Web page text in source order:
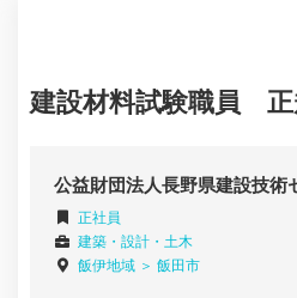
建設材料試験職員 正
公益財団法人長野県建設技術
正社員
建築・設計・土木
飯伊地域 ＞ 飯田市